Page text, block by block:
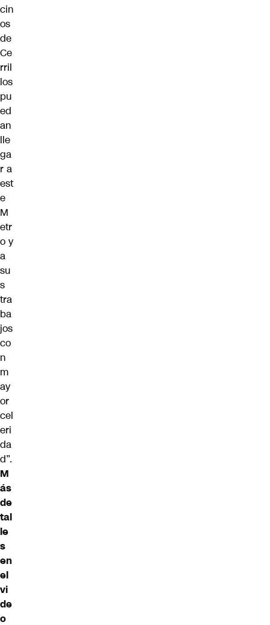
cin
os
de
Ce
rril
los
pu
ed
an
lle
ga
r a
est
e
M
etr
o y
a
su
s
tra
ba
jos
co
n
m
ay
or
cel
eri
da
d”.
M
ás
de
tal
le
s
en
el
vi
de
o